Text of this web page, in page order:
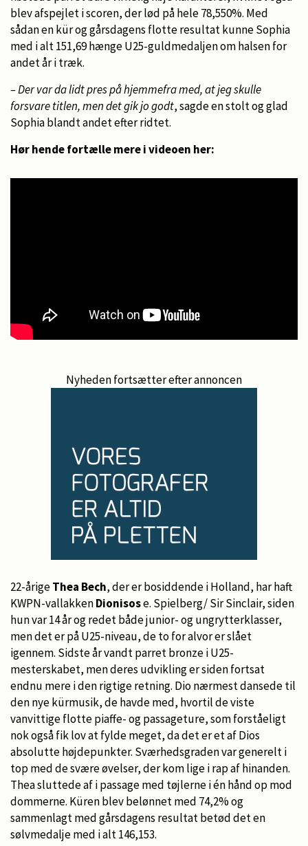
blev afspejlet i scoren, der lød på hele 78,550%. Med
sådan en kür og gårsdagens flotte resultat kunne Sophia
med i alt 151,69 hænge U25-guldmedaljen om halsen for
andet år i træk.
– Der var da lidt pres på hjemmefra med, at jeg skulle
forsvare titlen, men det gik jo godt, sagde en stolt og glad
Sophia blandt andet efter ridtet.
Hør hende fortælle mere i videoen her:
Nyheden fortsætter efter annoncen
22-årigeThea Bech, der er bosiddende i Holland, har haft
KWPN-vallakkenDionisose. Spielberg/ Sir Sinclair, siden
hun var 14 år og redet både junior- og ungrytterklasser,
men det er på U25-niveau, de to for alvor er slået
igennem. Sidste år vandt parret bronze i U25-
mesterskabet, men deres udvikling er siden fortsat
endnu mere i den rigtige retning. Dio nærmest dansede til
den nye kürmusik, de havde med, hvortil de viste
vanvittige flotte piaffe- og passageture, som forståeligt
nok også fik lov at fylde meget, da det er et af Dios
absolutte højdepunkter. Sværhedsgraden var generelt i
top med de svære øvelser, der kom lige i rap af hinanden.
Thea sluttede af i passage med tøjlerne i én hånd op mod
dommerne. Küren blev belønnet med 74,2% og
sammenlagt med gårsdagens resultat betød det en
sølvmedalje med i alt 146,153.